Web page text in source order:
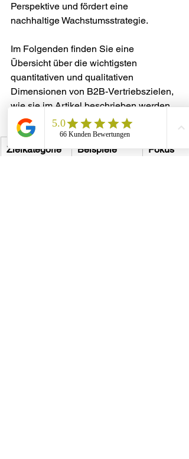
Perspektive und fördert eine
nachhaltige Wachstumsstrategie.
Im Folgenden finden Sie eine
Übersicht über die wichtigsten
quantitativen und qualitativen
Dimensionen von B2B-Vertriebszielen,
wie sie im Artikel beschrieben werden.
Zielkategorie Beispiele Fokus